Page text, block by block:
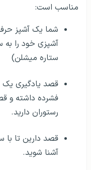
مناسب است:
شما یک آشپز
آشپزی خود را
ستاره میشلن)
قصد یادگیری یک
رستوران دارید.
آشنا شوید.